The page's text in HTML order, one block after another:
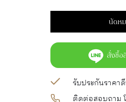
นัดห
สั่งซื้อ
รับประกันราคา
ติดต่อสอบถาม